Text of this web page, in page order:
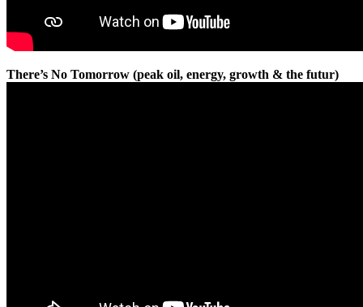
There’s No Tomorrow (peak oil, energy, growth & the futur)